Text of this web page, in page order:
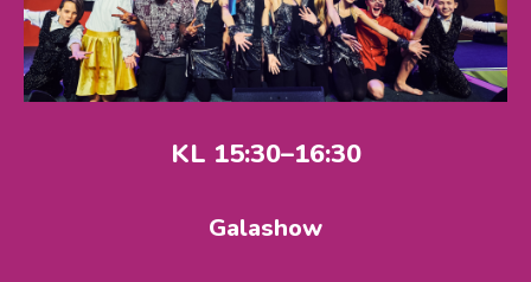
KL 15:30–16:30
Galashow